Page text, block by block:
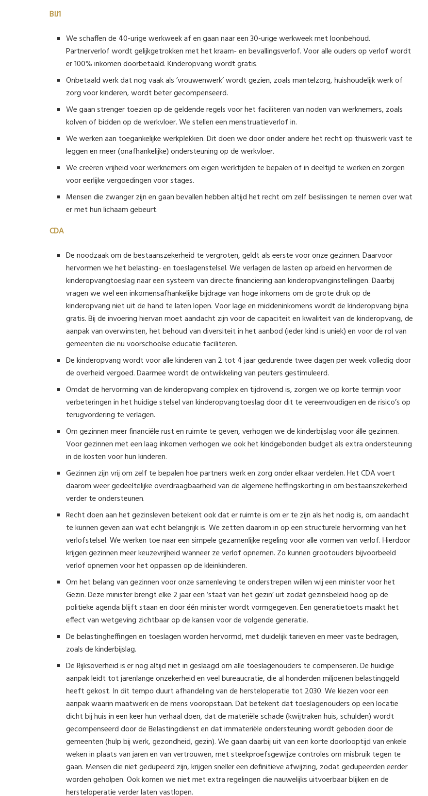
BIJ1
We schaffen de 40-urige werkweek af en gaan naar een 30-urige werkweek met loonbehoud.
Partnerverlof wordt gelijkgetrokken met het kraam- en bevallingsverlof. Voor alle ouders op verlof wordt
er 100% inkomen doorbetaald. Kinderopvang wordt gratis.
Onbetaald werk dat nog vaak als ‘vrouwenwerk’ wordt gezien, zoals mantelzorg, huishoudelijk werk of
zorg voor kinderen, wordt beter gecompenseerd.
We gaan strenger toezien op de geldende regels voor het faciliteren van noden van werknemers, zoals
kolven of bidden op de werkvloer. We stellen een menstruatieverlof in.
We werken aan toegankelijke werkplekken. Dit doen we door onder andere het recht op thuiswerk vast te
leggen en meer (onafhankelijke) ondersteuning op de werkvloer.
We creëren vrijheid voor werknemers om eigen werktijden te bepalen of in deeltijd te werken en zorgen
voor eerlijke vergoedingen voor stages.
Mensen die zwanger zijn en gaan bevallen hebben altijd het recht om zelf beslissingen te nemen over wat
er met hun lichaam gebeurt.
CDA
De noodzaak om de bestaanszekerheid te vergroten, geldt als eerste voor onze gezinnen. Daarvoor
hervormen we het belasting- en toeslagenstelsel. We verlagen de lasten op arbeid en hervormen de
kinderopvangtoeslag naar een systeem van directe financiering aan kinderopvanginstellingen. Daarbij
vragen we wel een inkomensafhankelijke bijdrage van hoge inkomens om de grote druk op de
kinderopvang niet uit de hand te laten lopen. Voor lage en middeninkomens wordt de kinderopvang bijna
gratis. Bij de invoering hiervan moet aandacht zijn voor de capaciteit en kwaliteit van de kinderopvang, de
aanpak van overwinsten, het behoud van diversiteit in het aanbod (ieder kind is uniek) en voor de rol van
gemeenten die nu voorschoolse educatie faciliteren.
De kinderopvang wordt voor alle kinderen van 2 tot 4 jaar gedurende twee dagen per week volledig door
de overheid vergoed. Daarmee wordt de ontwikkeling van peuters gestimuleerd.
Omdat de hervorming van de kinderopvang complex en tijdrovend is, zorgen we op korte termijn voor
verbeteringen in het huidige stelsel van kinderopvangtoeslag door dit te vereenvoudigen en de risico’s op
terugvordering te verlagen.
Om gezinnen meer financiële rust en ruimte te geven, verhogen we de kinderbijslag voor álle gezinnen.
Voor gezinnen met een laag inkomen verhogen we ook het kindgebonden budget als extra ondersteuning
in de kosten voor hun kinderen.
Gezinnen zijn vrij om zelf te bepalen hoe partners werk en zorg onder elkaar verdelen. Het CDA voert
daarom weer gedeeltelijke overdraagbaarheid van de algemene heffingskorting in om bestaanszekerheid
verder te ondersteunen.
Recht doen aan het gezinsleven betekent ook dat er ruimte is om er te zijn als het nodig is, om aandacht
te kunnen geven aan wat echt belangrijk is. We zetten daarom in op een structurele hervorming van het
verlofstelsel. We werken toe naar een simpele gezamenlijke regeling voor alle vormen van verlof. Hierdoor
krijgen gezinnen meer keuzevrijheid wanneer ze verlof opnemen. Zo kunnen grootouders bijvoorbeeld
verlof opnemen voor het oppassen op de kleinkinderen.
Om het belang van gezinnen voor onze samenleving te onderstrepen willen wij een minister voor het
Gezin. Deze minister brengt elke 2 jaar een ‘staat van het gezin’ uit zodat gezinsbeleid hoog op de
politieke agenda blijft staan en door één minister wordt vormgegeven. Een generatietoets maakt het
effect van wetgeving zichtbaar op de kansen voor de volgende generatie.
De belastingheffingen en toeslagen worden hervormd, met duidelijk tarieven en meer vaste bedragen,
zoals de kinderbijslag.
De Rijksoverheid is er nog altijd niet in geslaagd om alle toeslagenouders te compenseren. De huidige
aanpak leidt tot jarenlange onzekerheid en veel bureaucratie, die al honderden miljoenen belastinggeld
heeft gekost. In dit tempo duurt afhandeling van de hersteloperatie tot 2030. We kiezen voor een
aanpak waarin maatwerk en de mens vooropstaan. Dat betekent dat toeslagenouders op een locatie
dicht bij huis in een keer hun verhaal doen, dat de materiële schade (kwijtraken huis, schulden) wordt
gecompenseerd door de Belastingdienst en dat immateriële ondersteuning wordt geboden door de
gemeenten (hulp bij werk, gezondheid, gezin). We gaan daarbij uit van een korte doorlooptijd van enkele
weken in plaats van jaren en van vertrouwen, met steekproefsgewijze controles om misbruik tegen te
gaan. Mensen die niet gedupeerd zijn, krijgen sneller een definitieve afwijzing, zodat gedupeerden eerder
worden geholpen. Ook komen we niet met extra regelingen die nauwelijks uitvoerbaar blijken en de
hersteloperatie verder laten vastlopen.